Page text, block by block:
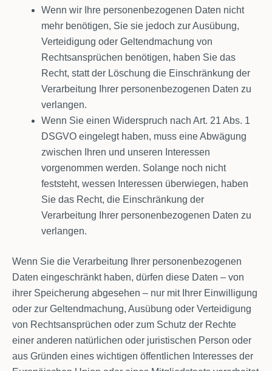
Wenn wir Ihre personenbezogenen Daten nicht
mehr benötigen, Sie sie jedoch zur Ausübung,
Verteidigung oder Geltendmachung von
Rechtsansprüchen benötigen, haben Sie das
Recht, statt der Löschung die Einschränkung der
Verarbeitung Ihrer personenbezogenen Daten zu
verlangen.
Wenn Sie einen Widerspruch nach Art. 21 Abs. 1
DSGVO eingelegt haben, muss eine Abwägung
zwischen Ihren und unseren Interessen
vorgenommen werden. Solange noch nicht
feststeht, wessen Interessen überwiegen, haben
Sie das Recht, die Einschränkung der
Verarbeitung Ihrer personenbezogenen Daten zu
verlangen.
Wenn Sie die Verarbeitung Ihrer personenbezogenen
Daten eingeschränkt haben, dürfen diese Daten – von
ihrer Speicherung abgesehen – nur mit Ihrer Einwilligung
oder zur Geltendmachung, Ausübung oder Verteidigung
von Rechtsansprüchen oder zum Schutz der Rechte
einer anderen natürlichen oder juristischen Person oder
aus Gründen eines wichtigen öffentlichen Interesses der